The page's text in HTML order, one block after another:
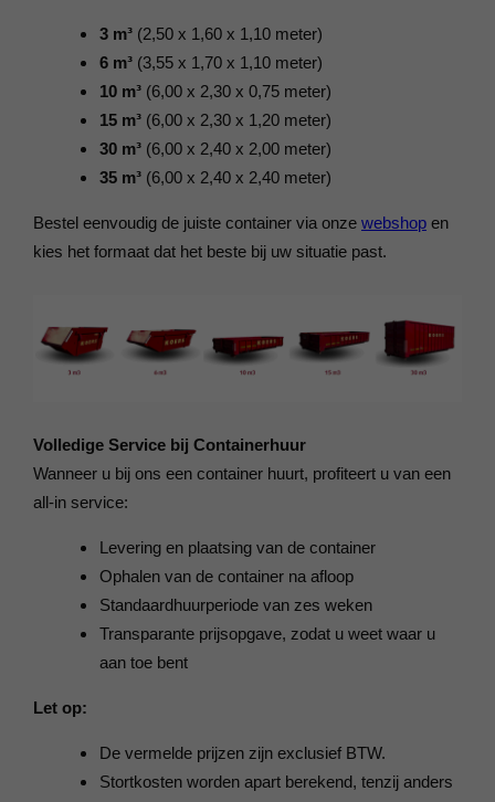
3 m³ (2,50 x 1,60 x 1,10 meter)
6 m³ (3,55 x 1,70 x 1,10 meter)
10 m³ (6,00 x 2,30 x 0,75 meter)
15 m³ (6,00 x 2,30 x 1,20 meter)
30 m³ (6,00 x 2,40 x 2,00 meter)
35 m³ (6,00 x 2,40 x 2,40 meter)
Bestel eenvoudig de juiste container via onze webshop en
kies het formaat dat het beste bij uw situatie past.
Volledige Service bij Containerhuur
Wanneer u bij ons een container huurt, profiteert u van een
all-in service:
Levering en plaatsing van de container
Ophalen van de container na afloop
Standaardhuurperiode van zes weken
Transparante prijsopgave, zodat u weet waar u
aan toe bent
Let op:
De vermelde prijzen zijn exclusief BTW.
Stortkosten worden apart berekend, tenzij anders